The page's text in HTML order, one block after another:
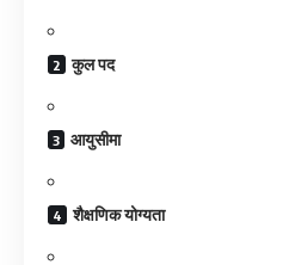
कुल पद
आयुसीमा
शैक्षणिक योग्यता